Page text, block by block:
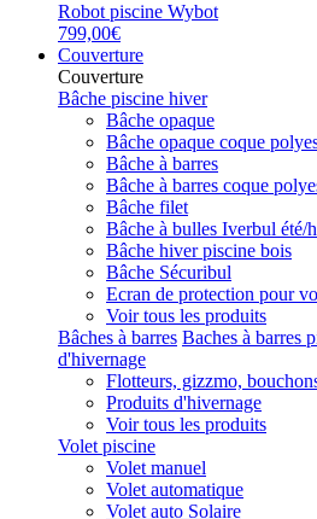
Robot piscine Wybot
799,00€
Couverture
Couverture
Bâche piscine hiver
Bâche opaque
Bâche opaque coque
Bâche à barres
Bâche à barres coque
Bâche filet
Bâche à bulles Iverbul été/
Bâche hiver piscine bois
Bâche Sécuribul
Ecran de protection pour
Voir tous les produits
Bâches à barres Baches à barres
d'hivernage
Flotteurs, gizzmo,
Produits d'hivernage
Voir tous les produits
Volet piscine
Volet manuel
Volet automatique
Volet auto Solaire